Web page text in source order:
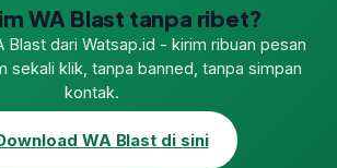
WA Blast tanpa ribet?
Blast dari Watsap.id - kirim ribuan pesan
sekali klik, tanpa banned, tanpa simpan
kontak.
WA Blast di sini